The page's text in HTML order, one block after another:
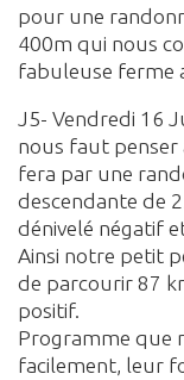
pour une
400m qui nous
fabuleuse ferme
J5- Vendredi 16
nous faut penser
fera par une
descendante de
dénivelé négatif
Ainsi notre petit
de parcourir 87
positif.
Programme que
facilement, leur